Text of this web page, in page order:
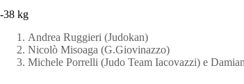
-38 kg
Andrea Ruggieri (Judokan)
Nicolò Misoaga (G.Giovinazzo)
Michele Porrelli (Judo Team Iacovazzi) e